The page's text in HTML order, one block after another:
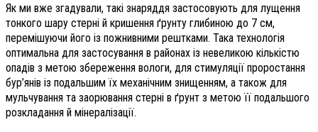
Як ми вже згадували, такі знаряддя застосовують для лущення
тонкого шару стерні й кришення ґрунту глибиною до 7 см,
перемішуючи його із пожнивними рештками. Така технологія
оптимальна для застосування в районах із невеликою кількістю
опадів з метою збереження вологи, для стимуляції проростання
бур’янів із подальшим їх механічним знищенням, а також для
мульчування та заорювання стерні в ґрунт з метою її подальшого
розкладання й мінералізації.